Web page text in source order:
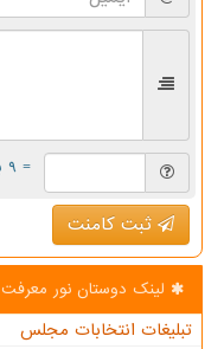
= ۹ بعلاوه ۵
ثبت کامنت
لینک دوستان نور معرفت
تبلیغات انتخابات مجلس